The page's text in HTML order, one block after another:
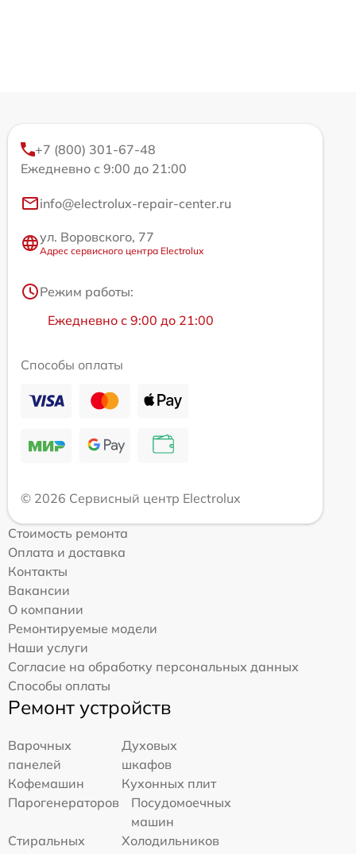
+7 (800) 301-67-48
Ежедневно с 9:00 до 21:00
info@electrolux-repair-center.ru
ул. Воровского, 77
Адрес сервисного центра Electrolux
Режим работы:
Ежедневно с 9:00 до 21:00
Способы оплаты
© 2026 Сервисный центр Electrolux
Стоимость ремонта
Оплата и доставка
Контакты
Вакансии
О компании
Ремонтируемые модели
Наши услуги
Согласие на обработку персональных данных
Способы оплаты
Ремонт устройств
Варочных
панелей
Духовых
шкафов
Кофемашин
Кухонных плит
Парогенераторов
Посудомоечных
машин
Стиральных
Холодильников